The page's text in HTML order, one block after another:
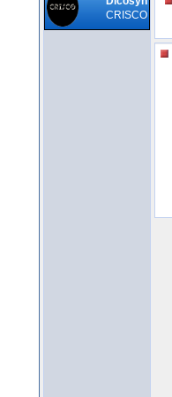
CRISCO